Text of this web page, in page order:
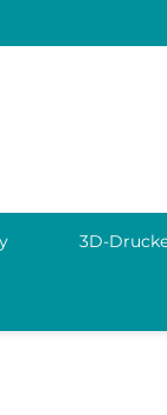
3D-